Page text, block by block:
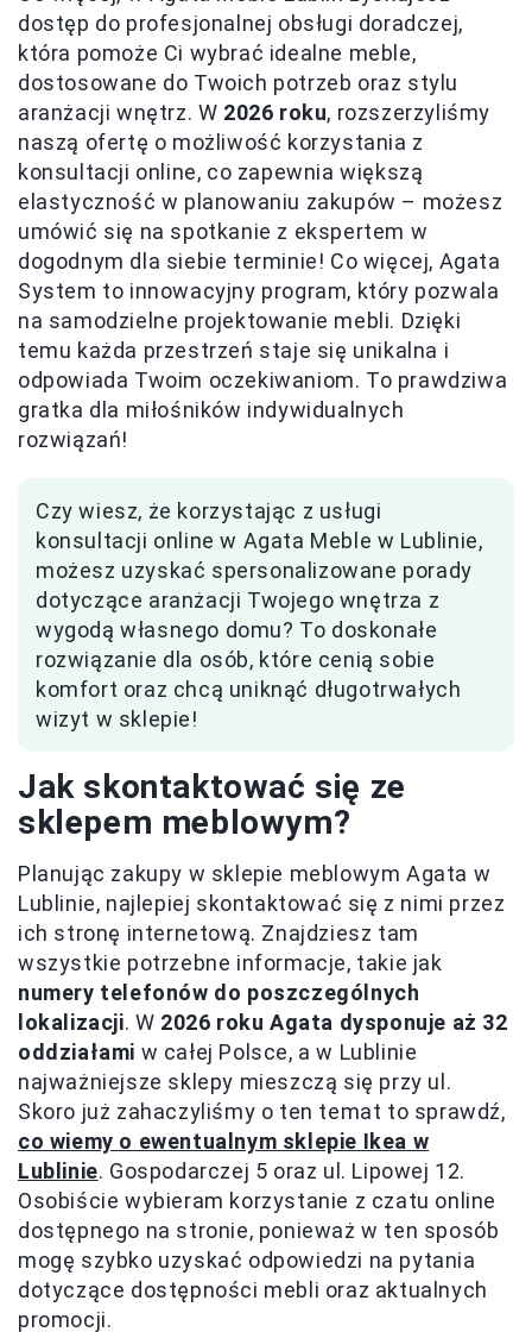
dostęp do profesjonalnej obsługi doradczej,
która pomoże Ci wybrać idealne meble,
dostosowane do Twoich potrzeb oraz stylu
aranżacji wnętrz. W 2026 roku, rozszerzyliśmy
naszą ofertę o możliwość korzystania z
konsultacji online, co zapewnia większą
elastyczność w planowaniu zakupów – możesz
umówić się na spotkanie z ekspertem w
dogodnym dla siebie terminie! Co więcej, Agata
System to innowacyjny program, który pozwala
na samodzielne projektowanie mebli. Dzięki
temu każda przestrzeń staje się unikalna i
odpowiada Twoim oczekiwaniom. To prawdziwa
gratka dla miłośników indywidualnych
rozwiązań!
Czy wiesz, że korzystając z usługi
konsultacji online w Agata Meble w Lublinie,
możesz uzyskać spersonalizowane porady
dotyczące aranżacji Twojego wnętrza z
wygodą własnego domu? To doskonałe
rozwiązanie dla osób, które cenią sobie
komfort oraz chcą uniknąć długotrwałych
wizyt w sklepie!
Jak skontaktować się ze
sklepem meblowym?
Planując zakupy w sklepie meblowym Agata w
Lublinie, najlepiej skontaktować się z nimi przez
ich stronę internetową. Znajdziesz tam
wszystkie potrzebne informacje, takie jak
numery telefonów do poszczególnych
lokalizacji. W 2026 roku Agata dysponuje aż 32
oddziałami w całej Polsce, a w Lublinie
najważniejsze sklepy mieszczą się przy ul.
Skoro już zahaczyliśmy o ten temat to sprawdź,
co wiemy o ewentualnym sklepie Ikea w
Lublinie. Gospodarczej 5 oraz ul. Lipowej 12.
Osobiście wybieram korzystanie z czatu online
dostępnego na stronie, ponieważ w ten sposób
mogę szybko uzyskać odpowiedzi na pytania
dotyczące dostępności mebli oraz aktualnych
promocji.